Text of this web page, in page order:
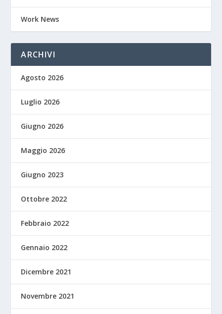
Work News
ARCHIVI
Agosto 2026
Luglio 2026
Giugno 2026
Maggio 2026
Giugno 2023
Ottobre 2022
Febbraio 2022
Gennaio 2022
Dicembre 2021
Novembre 2021